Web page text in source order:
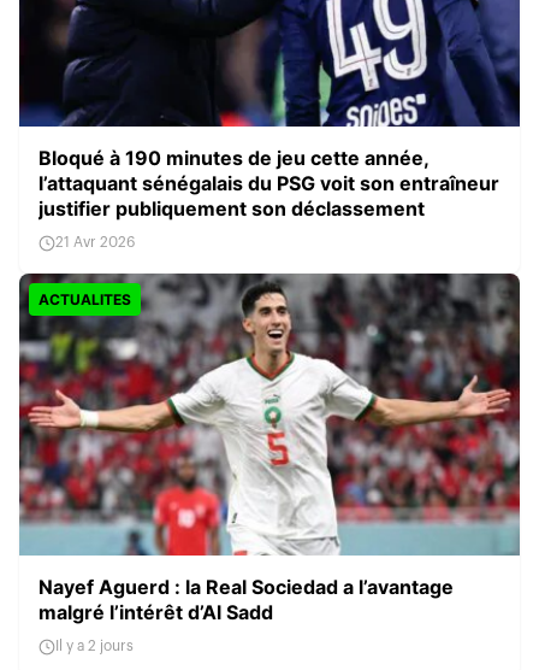
Bloqué à 190 minutes de jeu cette année,
l’attaquant sénégalais du PSG voit son entraîneur
justifier publiquement son déclassement
21 Avr 2026
ACTUALITES
Nayef Aguerd : la Real Sociedad a l’avantage
malgré l’intérêt d’Al Sadd
Il y a 2 jours